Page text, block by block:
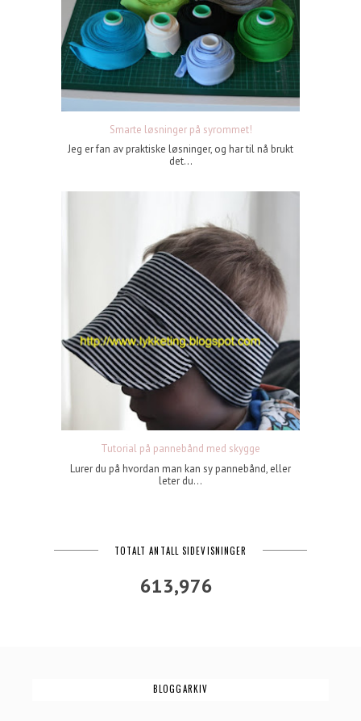
Smarte løsninger på syrommet!
Jeg er fan av praktiske løsninger, og har til nå brukt
det...
Tutorial på pannebånd med skygge
Lurer du på hvordan man kan sy pannebånd, eller
leter du...
TOTALT ANTALL SIDEVISNINGER
613,976
BLOGGARKIV